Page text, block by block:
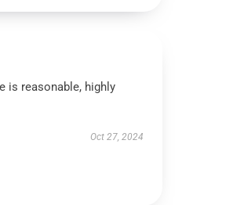
is reasonable, highly
Oct 27, 2024